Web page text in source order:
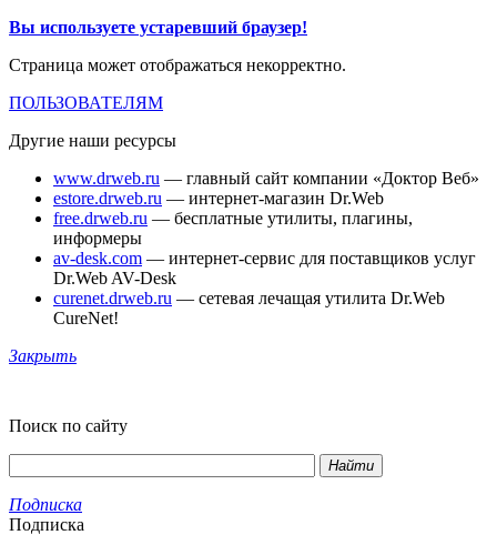
Вы используете устаревший браузер!
Страница может отображаться некорректно.
ПОЛЬЗОВАТЕЛЯМ
Другие наши ресурсы
www.drweb.ru — главный сайт компании «Доктор Веб»
estore.drweb.ru — интернет-магазин Dr.Web
free.drweb.ru — бесплатные утилиты, плагины,
информеры
av-desk.com — интернет-сервис для поставщиков услуг
Dr.Web AV-Desk
curenet.drweb.ru — сетевая лечащая утилита Dr.Web
CureNet!
Закрыть
Поиск по сайту
Найти
Подписка
Подписка